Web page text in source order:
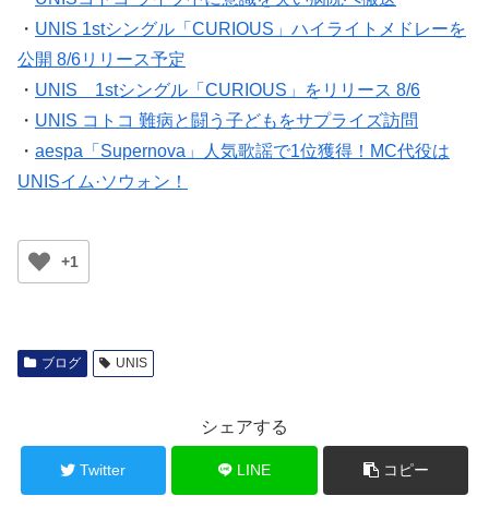
・ UNIS 1stシングル「CURIOUS」ハイライトメドレーを
公開 8/6リリース予定
・ UNIS 1stシングル「CURIOUS」をリリース 8/6
・ UNIS コトコ 難病と闘う子どもをサプライズ訪問
・ aespa「Supernova」人気歌謡で1位獲得！MC代役は
UNISイム·ソウォン！
+1
ブログ UNIS
シェアする
Twitter LINE コピー